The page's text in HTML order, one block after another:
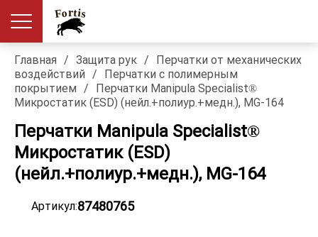
Главная / Защита рук /
Перчатки от механических
воздействий /
Перчатки с полимерным
покрытием /
Перчатки Manipula Specialist®
Микростатик (ESD) (нейл.+полиур.+медн.), MG-164
Перчатки Manipula Specialist®
Микростатик (ESD)
(нейл.+полиур.+медн.), MG-164
Артикул:87480765